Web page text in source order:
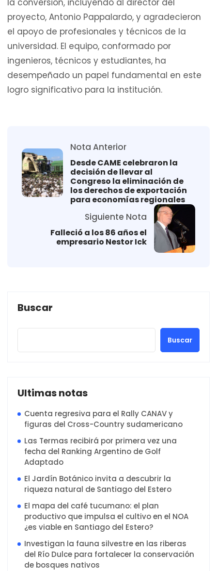
la conversión, incluyendo al director del
proyecto, Antonio Pappalardo, y agradecieron
el apoyo de profesionales y técnicos de la
universidad. El equipo, conformado por
ingenieros, técnicos y estudiantes, ha
desempeñado un papel fundamental en este
logro significativo para la institución.
Nota Anterior
Desde CAME celebraron la
decisión de llevar al
Congreso la eliminación de
los derechos de exportación
para economías regionales
Siguiente Nota
Falleció a los 86 años el
empresario Nestor Ick
Buscar
Buscar
Ultimas notas
Cuenta regresiva para el Rally CANAV y
figuras del Cross-Country sudamericano
Las Termas recibirá por primera vez una
fecha del Ranking Argentino de Golf
Adaptado
El Jardín Botánico invita a descubrir la
riqueza natural de Santiago del Estero
El mapa del café tucumano: el plan
productivo que impulsa el cultivo en el NOA
¿es viable en Santiago del Estero?
Investigan la fauna silvestre en las riberas
del Río Dulce para fortalecer la conservación
de bosques nativos